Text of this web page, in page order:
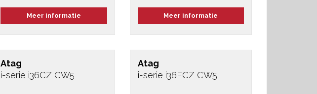
Meer informatie Meer informatie
Atag
i-serie i36CZ CW5
Atag
i-serie i36ECZ CW5